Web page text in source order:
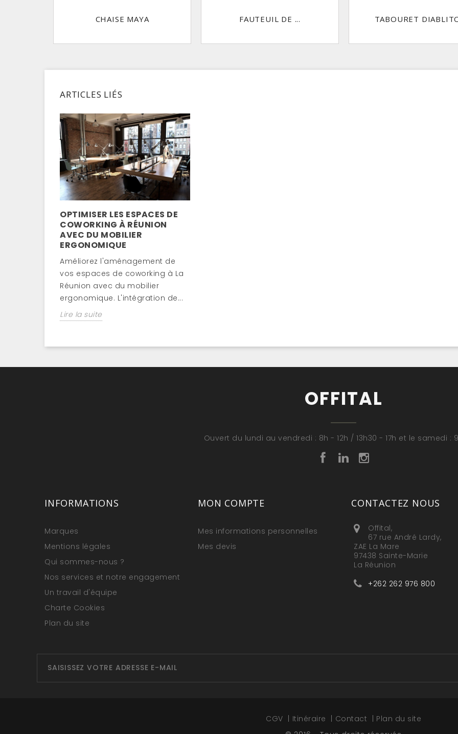
CHAISE MAYA FAUTEUIL DE ... TABOURET
ARTICLES LIÉS
OPTIMISER LES ESPACES DE
COWORKING À RÉUNION
AVEC DU MOBILIER
ERGONOMIQUE
Améliorez l'aménagement de
vos espaces de coworking à La
Réunion avec du mobilier
ergonomique. L'intégration de...
Lire la suite
OFFITAL
Ouvert du lundi au vendredi : 8h - 12h / 13h30 - 17h et le samedi :
INFORMATIONS
Marques
Mentions légales
Qui sommes-nous ?
Nos services et notre engagement
Un travail d'équipe
Charte Cookies
Plan du site
MON COMPTE
Mes informations personnelles
Mes devis
CONTACTEZ NOUS
Offital,
67 rue André Lardy,
ZAE La Mare
97438 Sainte-Marie
La Réunion
+262 262 976 800
CGV Itinéraire Contact
Plan du site